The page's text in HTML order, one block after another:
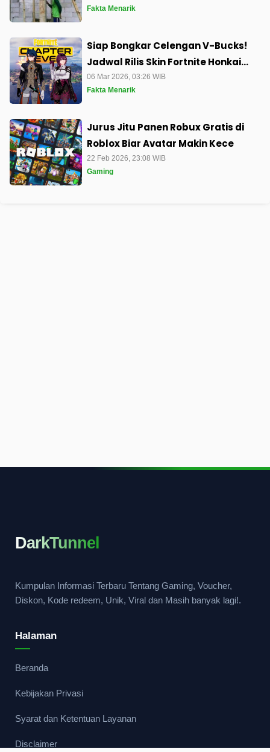
Fakta Menarik
Siap Bongkar Celengan V-Bucks!
Jadwal Rilis Skin Fortnite Honkai
Star Rail Blade dan Kafka Sudah
Resmi
06 Mar 2026, 03:26 WIB
Fakta Menarik
Jurus Jitu Panen Robux Gratis di
Roblox Biar Avatar Makin Kece
22 Feb 2026, 23:08 WIB
Gaming
DarkTunnel
Kumpulan Informasi Terbaru Tentang Gaming, Voucher,
Diskon, Kode redeem, Unik, Viral dan Masih banyak lagi!.
Halaman
Beranda
Kebijakan Privasi
Syarat dan Ketentuan Layanan
Disclaimer